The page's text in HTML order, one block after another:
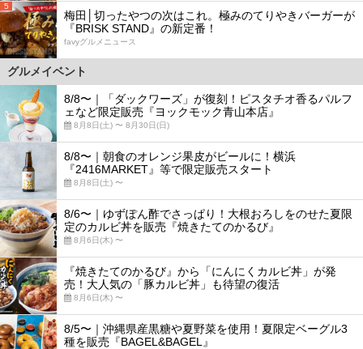
5
梅田│切ったやつの次はこれ。極みのてりやきバーガーが
『BRISK STAND』の新定番！
favyグルメニュース
グルメイベント
8/8〜｜「ダックワーズ」が復刻！ピスタチオ香るパルフ
ェなど限定販売『ヨックモック青山本店』
8月8日(土) 〜 8月30日(日)
8/8〜｜朝食のオレンジ果皮がビールに！横浜
『2416MARKET』等で限定販売スタート
8月8日(土) 〜
8/6〜｜ゆずぽん酢でさっぱり！大根おろしをのせた夏限
定のカルビ丼を販売『焼きたてのかるび』
8月6日(木) 〜
『焼きたてのかるび』から「にんにくカルビ丼」が発
売！大人気の「豚カルビ丼」も待望の復活
8月6日(木) 〜
8/5〜｜沖縄県産黒糖や夏野菜を使用！夏限定ベーグル3
種を販売『BAGEL&BAGEL』